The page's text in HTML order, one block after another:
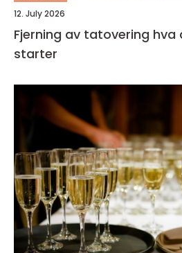
12. July 2026
Fjerning av tatovering hva du bør vite før du
starter